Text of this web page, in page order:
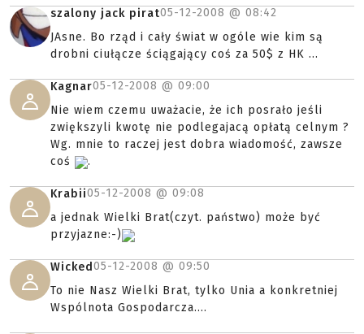
szalony jack pirat05-12-2008 @ 08:42
JAsne. Bo rząd i cały świat w ogóle wie kim są
drobni ciułącze ściągający coś za 50$ z HK ...
Kagnar05-12-2008 @ 09:00
Nie wiem czemu uważacie, że ich posrało jeśli
zwiększyli kwotę nie podlegajacą opłatą celnym ?
Wg. mnie to raczej jest dobra wiadomość, zawsze
coś
.
Krabii05-12-2008 @ 09:08
a jednak Wielki Brat(czyt. państwo) może być
przyjazne:-)
Wicked05-12-2008 @ 09:50
To nie Nasz Wielki Brat, tylko Unia a konkretniej
Wspólnota Gospodarcza....